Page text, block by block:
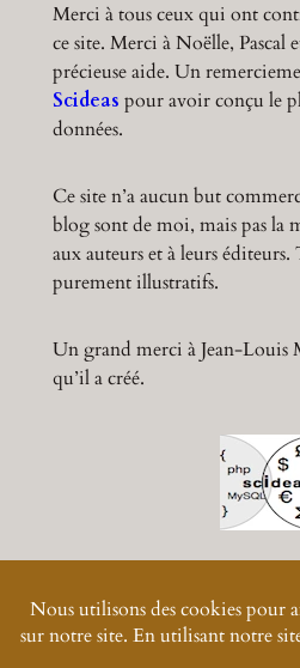
Merci à tous ceux qui ont
ce site. Merci à Noëlle,
précieuse aide. Un
Scideas pour avoir conçu le
données.
Ce site n’a aucun but
blog sont de moi, mais pas la
aux auteurs et à leurs
purement illustratifs.
Un grand merci à Jean-Louis
qu’il a créé.
© 2024-2026Muratmusiques